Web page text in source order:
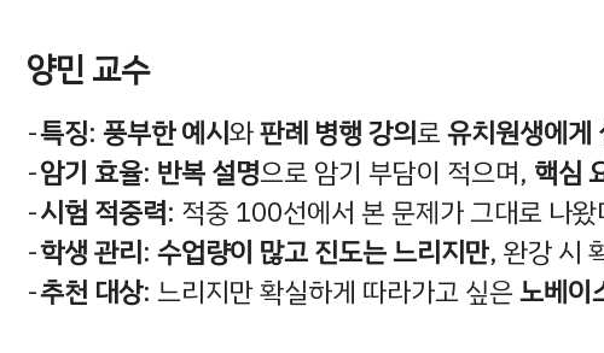
양민 교수
특징: 풍부한 예시와판례 병행 강의로유치원생에게
암기 효율: 반복 설명으로 암기 부담이 적으며, 핵심
시험 적중력: 적중 100선에서 본 문제가 그대로 나
학생 관리: 수업량이 많고 진도는 느리지만, 완강 시
추천 대상: 느리지만 확실하게 따라가고 싶은노베이